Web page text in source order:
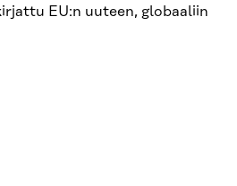
EU:n uuteen, globaaliin